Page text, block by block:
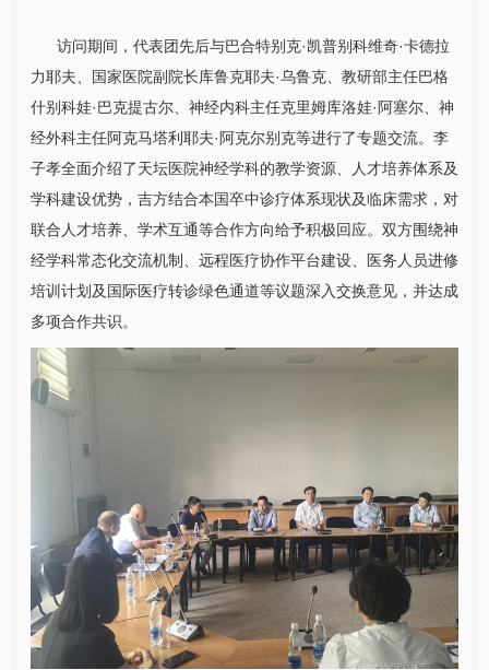
访问期间，代表团先后与巴合特别克·凯普别科维奇·卡德拉
力耶夫、国家医院副院长库鲁克耶夫·乌鲁克、教研部主任巴格
什别科娃·巴克提古尔、神经内科主任克里姆库洛娃·阿塞尔、 神
经外科主任阿克马塔利耶夫·阿克尔别克等进行了专题交流。 李
子孝全面介绍了天坛医院神经学科的教学资源、人才培养体系及
学科建设优势，吉方结合本国卒中诊疗体系现状及临床需求，对
联合人才培养、学术互通等合作方向给予积极回应。双方围绕神
经学科常态化交流机制、远程医疗协作平台建设、医务人员进修
培训计划及国际医疗转诊绿色通道等议题深入交换意见，并达成
多项合作共识。